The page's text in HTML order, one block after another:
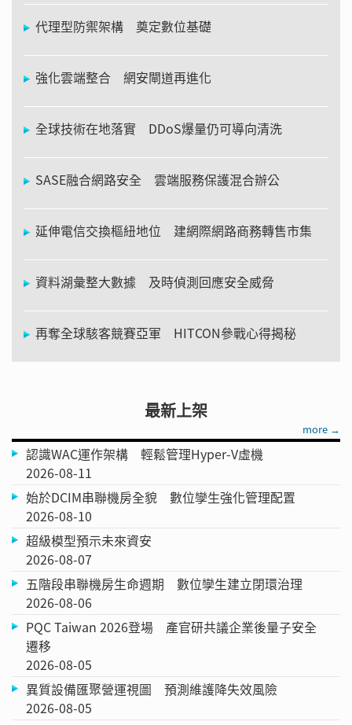
代理型防禦架構 奠定數位基礎
強化雲端整合 網安閘道再進化
全球技術在地落實 DDoS爆量仍可導向清洗
SASE融合網路安全 雲端服務保護混合辦公
延伸電信交換樞紐地位 建網際網路商務轉售市集
資料湖彙整大數據 及時偵測回應安全威脅
再奪全球駭客競賽亞軍 HITCON參戰心得揭秘
最新上架
more →
認識WAC運作架構 輕鬆管理Hyper-V虛機
2026-08-11
始於DCIM串聯機房全貌 數位孿生強化管理配置
2026-08-10
超級模型預示未來資安
2026-08-07
五階段串聯機房生命週期 數位孿生建立閉環治理
2026-08-06
PQC Taiwan 2026登場 產官研共議企業後量子安全
遷移
2026-08-05
異質設備匯聚營運視圖 預測維護降失效風險
2026-08-05